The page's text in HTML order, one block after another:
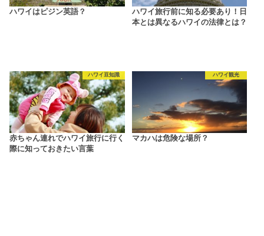
ハワイはピジン英語？
ハワイ旅行前に知る必要あり！日
本とは異なるハワイの法律とは？
ハワイ豆知識
赤ちゃん連れでハワイ旅行に行く
際に知っておきたい言葉
ハワイ観光
マカハは危険な場所？